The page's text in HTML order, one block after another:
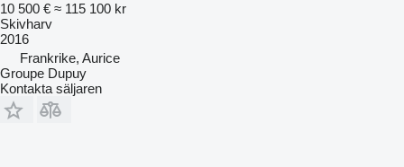
10 500 € ≈ 115 100 kr
Skivharv
2016
Frankrike, Aurice
Groupe Dupuy
Kontakta säljaren